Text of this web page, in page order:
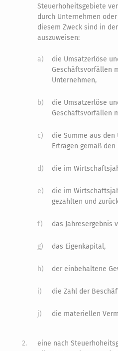
Steuerhoheitsgebiete
durch Unternehmen
diesem Zweck sind in
auszuweisen:
a)
die Umsatzerlöse
Geschäftsvorfällen
Unternehmen,
b)
die Umsatzerlöse
Geschäftsvorfällen
c)
die Summe aus
Erträgen gemäß
d) die im
e)
die im
gezahlten und
f) das Jahresergebnis
g) das Eigenkapital,
h) der einbehaltene
i) die Zahl der
j) die materiellen
2.
eine nach